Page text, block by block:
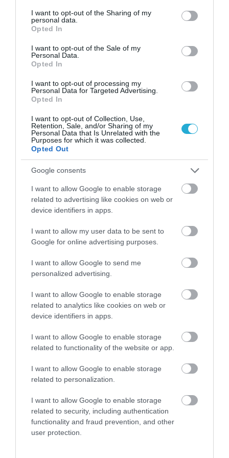
not limited to your visit or usage behaviour. You may click to
grant or deny consent to Google and its third-party tags to
use your data for below specified purposes in below Google
consent section.
I want to opt-out of the Sharing of my
personal data.
Opted In
I want to opt-out of the Sale of my
Personal Data.
Opted In
I want to opt-out of processing my
Personal Data for Targeted Advertising.
Opted In
I want to opt-out of Collection, Use,
Retention, Sale, and/or Sharing of my
Personal Data that Is Unrelated with the
Purposes for which it was collected.
Opted Out
Google consents
I want to allow Google to enable storage
related to advertising like cookies on web or
device identifiers in apps.
I want to allow my user data to be sent to
Google for online advertising purposes.
I want to allow Google to send me
personalized advertising.
I want to allow Google to enable storage
related to analytics like cookies on web or
device identifiers in apps.
I want to allow Google to enable storage
related to functionality of the website or app.
I want to allow Google to enable storage
related to personalization.
I want to allow Google to enable storage
related to security, including authentication
functionality and fraud prevention, and other
user protection.
εφαρμογής της διατροφικής επισήμανσης
εμπρόσθιου πεδίου (FOPNL) των
παραδοσιακών προϊόντων ΠΟΠ, ΠΓΕ, ΕΠΙΠ και
των προϊόντων ενός συστατικού, όπως το
ελαιόλαδο».
Επιπλέον, ο κ. Λιβανός, ανέφερε ότι η χώρα
μας έχει συνολικά 266 ΠΟΠ και ΠΓΕ γεωργικά
προϊόντα, τρόφιμα και οίνους»
προσθέτοντας μεταξύ άλλων ότι «η
πρόσφατη υγειονομική κρίση, αλλά και η
συνεχώς εντεινόμενη κλιματική κρίση
ανέδειξαν την ανάγκη διασφάλισης
βιωσιμότητας και ασφάλειας των
συστημάτων τροφίμων.
Σύμφωνα με την ανακοίνωση του
ΥΠΑΑΤ αποτελεί «η εντατικοποίηση και
αυστηροποίηση των ελέγχων για την
αντιμετώπιση φαινομένων νοθείας και
απάτης στην αγορά τροφίμων» που όπως
είπε ο αρμόδιος υπουργός, στόχος είναι η
δόλιων πρακτικών παραπλάνησης των
καταναλωτών και η στήριξη της